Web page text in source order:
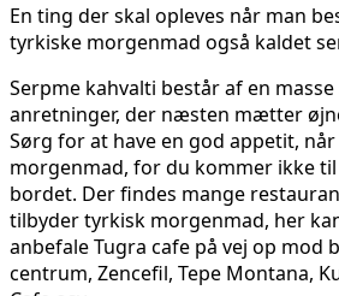
En ting der skal opleves når man
tyrkiske morgenmad også kaldet
Serpme kahvalti består af en
anretninger, der næsten mætter
Sørg for at have en god appetit,
morgenmad, for du kommer ikke
bordet. Der findes mange
tilbyder tyrkisk morgenmad, her
anbefale Tugra cafe på vej op mod
centrum, Zencefil, Tepe Montana,